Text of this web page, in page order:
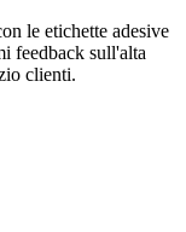
le etichette adesive
feedback sull'alta
clienti.